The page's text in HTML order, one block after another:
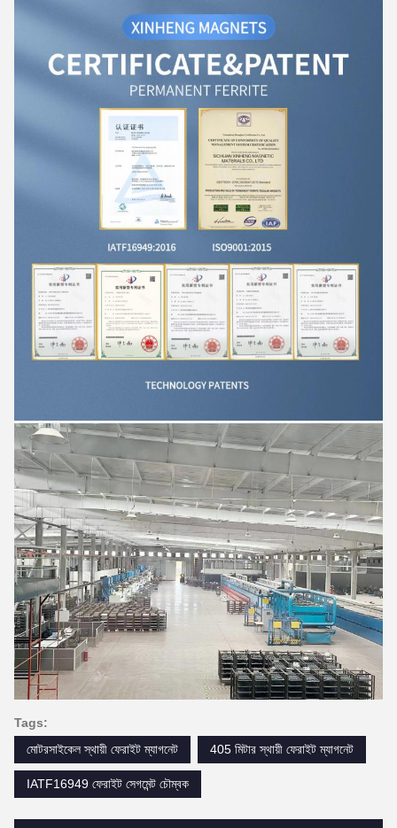
Tags:
মোটরসাইকেল স্থায়ী ফেরাইট ম্যাগনেট
405 মিটার স্থায়ী ফেরাইট ম্যাগনেট
IATF16949 ফেরাইট সেগমেন্ট চৌম্বক